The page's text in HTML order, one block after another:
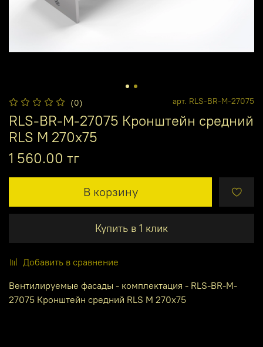
(0) арт. RLS-BR-M-27075
RLS-BR-M-27075 Кронштейн средний
RLS M 270x75
1 560.00 тг
В корзину
Купить в 1 клик
Добавить в сравнение
Вентилируемые фасады - комплектация - RLS-BR-M-
27075 Кронштейн средний RLS M 270x75